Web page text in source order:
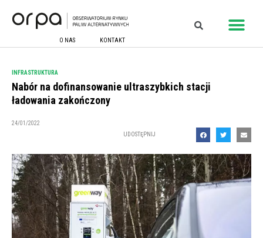
O NAS KONTAKT
INFRASTRUKTURA
Nabór na dofinansowanie ultraszybkich stacji
ładowania zakończony
24/01/2022
UDOSTĘPNIJ